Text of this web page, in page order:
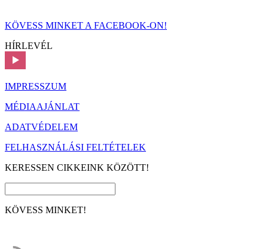
KÖVESS MINKET A FACEBOOK-ON!
HÍRLEVÉL
IMPRESSZUM
MÉDIAAJÁNLAT
ADATVÉDELEM
FELHASZNÁLÁSI FELTÉTELEK
KERESSEN CIKKEINK KÖZÖTT!
KÖVESS MINKET!